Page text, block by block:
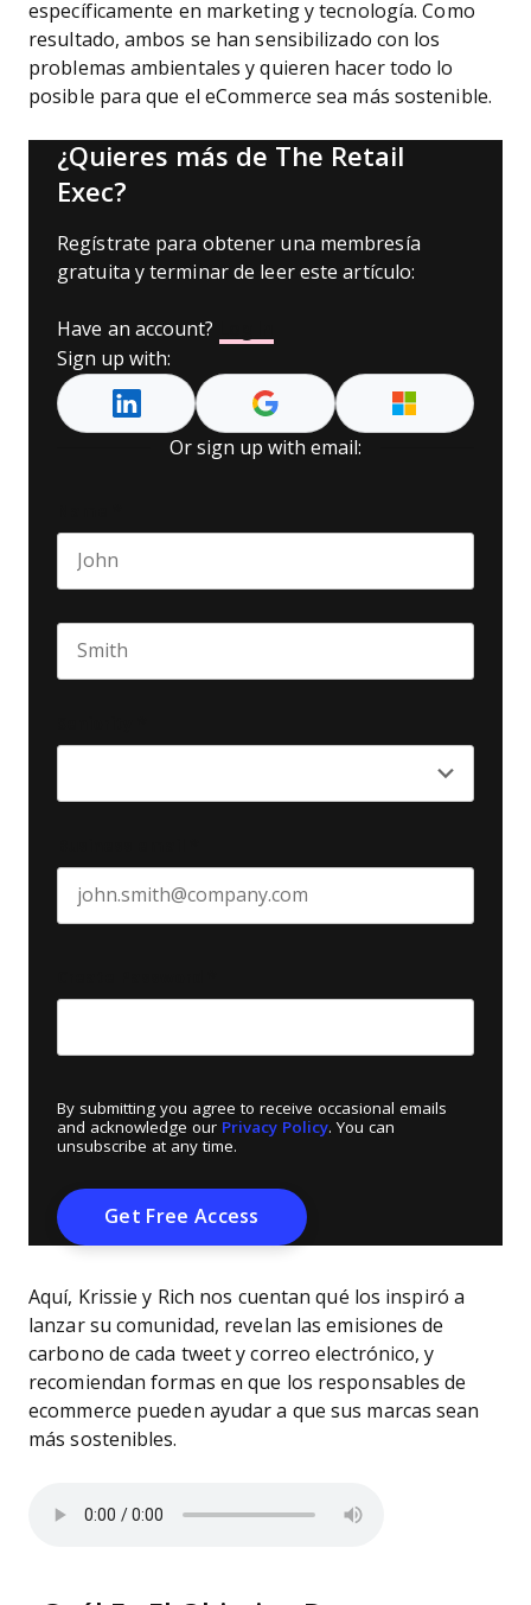
específicamente en marketing y tecnología. Como
resultado, ambos se han sensibilizado con los
problemas ambientales y quieren hacer todo lo
posible para que el eCommerce sea más sostenible.
¿Quieres más de The Retail
Exec?
Regístrate para obtener una membresía
gratuita y terminar de leer este artículo:
Have an account?
Sign up with:
Or sign up with email:
By submitting you agree to receive occasional emails
and acknowledge our Privacy Policy. You can
unsubscribe at any time.
Aquí, Krissie y Rich nos cuentan qué los inspiró a
lanzar su comunidad, revelan las emisiones de
carbono de cada tweet y correo electrónico, y
recomiendan formas en que los responsables de
ecommerce pueden ayudar a que sus marcas sean
más sostenibles.